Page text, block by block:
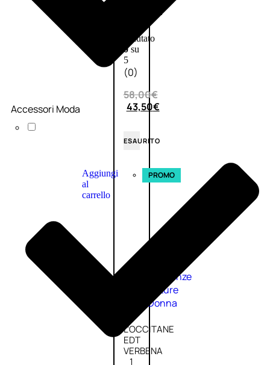
VERBENA
Valutato
0su
5
(0)
58,00€
43,50€
ESAURITO
Aggiungi
al
carrello
PROMO
Fragranze
Nature
Donna
L’OCCITANE
EDT
VERBENA
1
Accessori Moda